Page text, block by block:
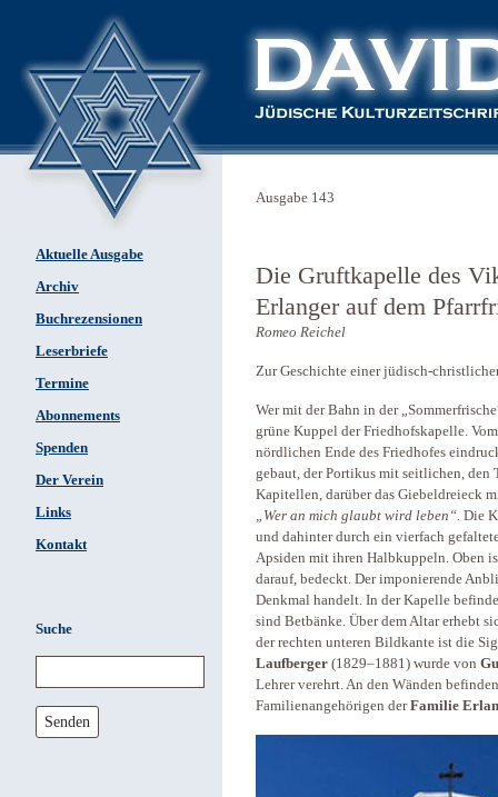
Aktuelle Ausgabe
Archiv
Buchrezensionen
Leserbriefe
Termine
Abonnements
Spenden
Der Verein
Links
Kontakt
Suche
Senden
Ausgabe 143
Die Gruftkapelle des
Erlanger auf dem
Romeo Reichel
Zur Geschichte einer jüdisch-
Wer mit der Bahn in der
grüne Kuppel der Friedhofskapelle.
nördlichen Ende des Friedhofes
gebaut, der Portikus mit seitlichen, den
Kapitellen, darüber das Giebeldreieck
„Wer an mich glaubt wird leben“. Die
und dahinter durch ein vierfach
Apsiden mit ihren Halbkuppeln. Oben
darauf, bedeckt. Der imponierende
Denkmal handelt. In der Kapelle
sind Betbänke. Über dem Altar erhebt
der rechten unteren Bildkante ist die
Laufberger (1829–1881) wurde von
Lehrer verehrt. An den Wänden
Familienangehörigen derFamilie